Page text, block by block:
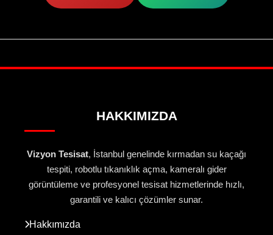
HAKKIMIZDA
Vizyon Tesisat, İstanbul genelinde kırmadan su kaçağı
tespiti, robotlu tıkanıklık açma, kameralı gider
görüntüleme ve profesyonel tesisat hizmetlerinde hızlı,
garantili ve kalıcı çözümler sunar.
Hakkımızda